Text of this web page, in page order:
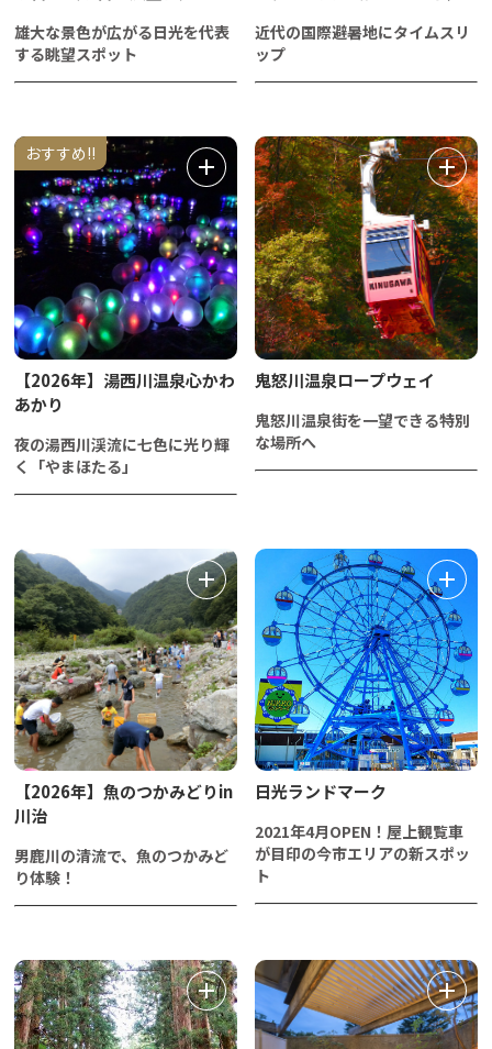
雄大な景色が広がる日光を代表
する眺望スポット
近代の国際避暑地にタイムスリ
ップ
おすすめ!!
【2026年】湯西川温泉心かわ
あかり
夜の湯西川渓流に七色に光り輝
く「やまほたる」
鬼怒川温泉ロープウェイ
鬼怒川温泉街を一望できる特別
な場所へ
【2026年】魚のつかみどりin
川治
男鹿川の清流で、魚のつかみど
り体験！
日光ランドマーク
2021年4月OPEN！屋上観覧車
が目印の今市エリアの新スポッ
ト